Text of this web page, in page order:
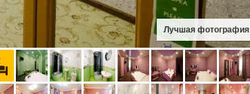
Лучшая фотография